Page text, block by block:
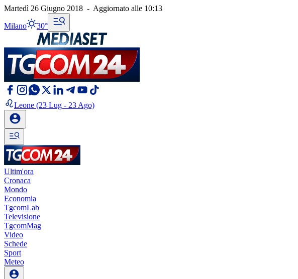
Martedì 26 Giugno 2018 - Aggiornato alle 10:13
Milano 30°
Leone (23 Lug - 23 Ago)
Ultim'ora
Cronaca
Mondo
Economia
TgcomLab
Televisione
TgcomMag
Video
Schede
Sport
Meteo